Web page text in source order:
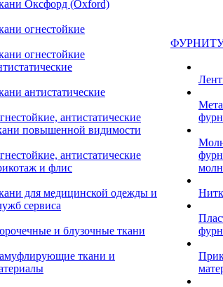
Оксфорд (Oxford)
огнестойкие
огнестойкие
антистатические
антистатические
повышенной видимости
антистатические
и флис
для медицинской одежды и
сервиса
и блузочные ткани
ткани и